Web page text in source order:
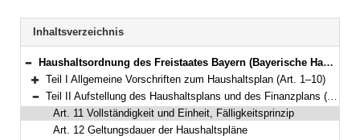
BAYERN.RECHT
letzten
Suche
Navigation
Inhaltsverzeichnis
Bereich reduzieren
Haushaltsordnung des Freistaates Bayern (Bayerische Haushaltsordnung – BayHO) Vom 8. Dezember 1971 (BayRS IV S. 664) BayRS 630-1-F (Art. 1–117)
Bereich erweitern
Teil I Allgemeine Vorschriften zum Haushaltsplan (Art. 1–10)
Bereich reduzieren
Teil II Aufstellung des Haushaltsplans und des Finanzplans (Art. 11–33)
Art. 11 Vollständigkeit und Einheit, Fälligkeitsprinzip
Art. 12 Geltungsdauer der Haushaltspläne